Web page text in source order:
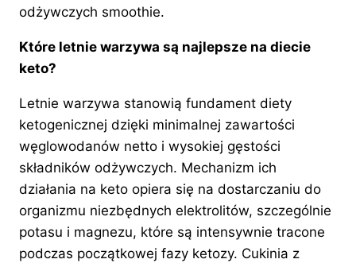
odżywczych smoothie.
Które letnie warzywa są najlepsze na diecie
keto?
Letnie warzywa stanowią fundament diety
ketogenicznej dzięki minimalnej zawartości
węglowodanów netto i wysokiej gęstości
składników odżywczych. Mechanizm ich
działania na keto opiera się na dostarczaniu do
organizmu niezbędnych elektrolitów, szczególnie
potasu i magnezu, które są intensywnie tracone
podczas początkowej fazy ketozy. Cukinia z